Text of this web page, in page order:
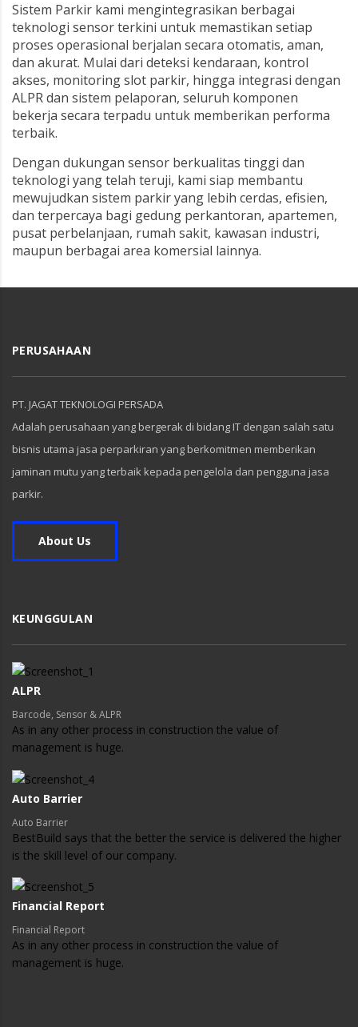
Sistem Parkir kami mengintegrasikan berbagai
teknologi sensor terkini untuk memastikan setiap
proses operasional berjalan secara otomatis, aman,
dan akurat. Mulai dari deteksi kendaraan, kontrol
akses, monitoring slot parkir, hingga integrasi dengan
ALPR dan sistem pelaporan, seluruh komponen
bekerja secara terpadu untuk memberikan performa
terbaik.
Dengan dukungan sensor berkualitas tinggi dan
teknologi yang telah teruji, kami siap membantu
mewujudkan sistem parkir yang lebih cerdas, efisien,
dan terpercaya bagi gedung perkantoran, apartemen,
pusat perbelanjaan, rumah sakit, kawasan industri,
maupun berbagai area komersial lainnya.
PERUSAHAAN
PT. JAGAT TEKNOLOGI PERSADA
Adalah perusahaan yang bergerak di bidang IT dengan salah satu
bisnis utama jasa perparkiran yang berkomitmen memberikan
jaminan mutu yang terbaik kepada pengelola dan pengguna jasa
parkir.
About Us
KEUNGGULAN
ALPR
Barcode, Sensor & ALPR
As in any other process in construction the value of
management is huge.
Auto Barrier
Auto Barrier
BestBuild says that the better the service is delivered the higher
is the skill level of our company.
Financial Report
Financial Report
As in any other process in construction the value of
management is huge.